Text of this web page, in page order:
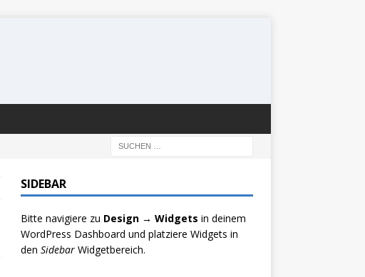
SIDEBAR
Bitte navigiere zu Design → Widgets in deinem
WordPress Dashboard und platziere Widgets in
den SidebarWidgetbereich.